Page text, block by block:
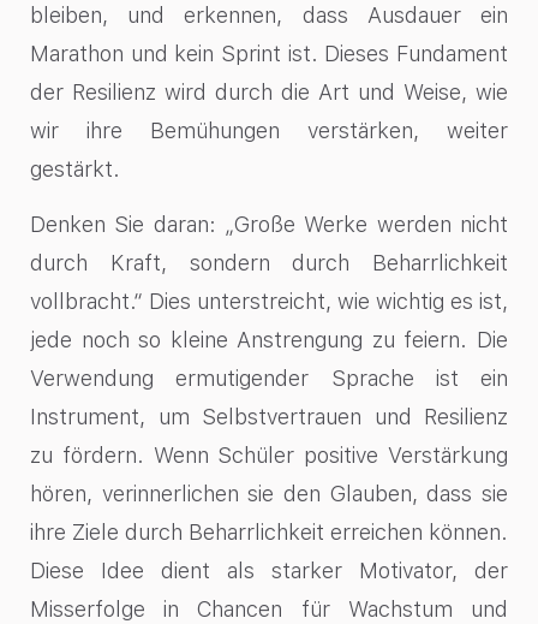
bleiben, und erkennen, dass Ausdauer ein
Marathon und kein Sprint ist. Dieses Fundament
der Resilienz wird durch die Art und Weise, wie
wir ihre Bemühungen verstärken, weiter
gestärkt.
Denken Sie daran: „Große Werke werden nicht
durch Kraft, sondern durch Beharrlichkeit
vollbracht.“ Dies unterstreicht, wie wichtig es ist,
jede noch so kleine Anstrengung zu feiern. Die
Verwendung ermutigender Sprache ist ein
Instrument, um Selbstvertrauen und Resilienz
zu fördern. Wenn Schüler positive Verstärkung
hören, verinnerlichen sie den Glauben, dass sie
ihre Ziele durch Beharrlichkeit erreichen können.
Diese Idee dient als starker Motivator, der
Misserfolge in Chancen für Wachstum und